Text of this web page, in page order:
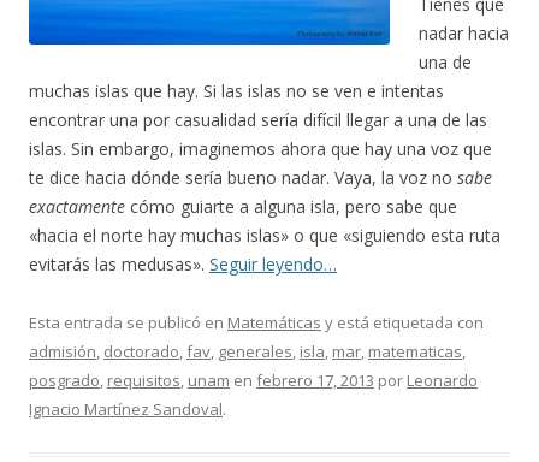
nadar hacia
una de
muchas islas que hay. Si las islas no se ven e intentas
encontrar una por casualidad sería difícil llegar a una de las
islas. Sin embargo, imaginemos ahora que hay una voz que
te dice hacia dónde sería bueno nadar. Vaya, la voz no sabe
exactamente cómo guiarte a alguna isla, pero sabe que
«hacia el norte hay muchas islas» o que «siguiendo esta ruta
evitarás las medusas». Seguir leyendo…
Esta entrada se publicó en Matemáticas y está etiquetada con
admisión, doctorado,fav, generales, isla, mar, matematicas,
posgrado, requisitos, unam en febrero 17, 2013 por Leonardo
Ignacio Martínez Sandoval.